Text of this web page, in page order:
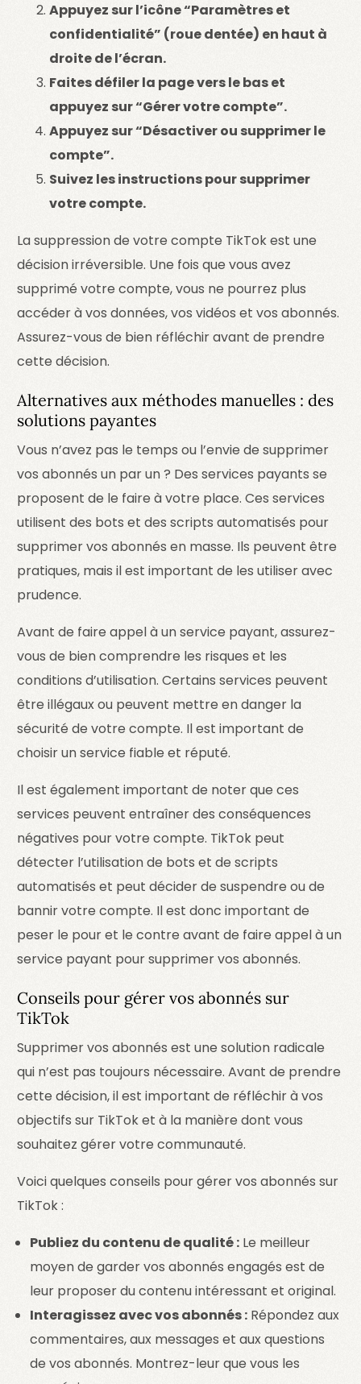
Appuyez sur l’icône “Paramètres et
confidentialité” (roue dentée) en haut à
droite de l’écran.
Faites défiler la page vers le bas et
appuyez sur “Gérer votre compte”.
Appuyez sur “Désactiver ou supprimer le
compte”.
Suivez les instructions pour supprimer
votre compte.
La suppression de votre compte TikTok est une
décision irréversible. Une fois que vous avez
supprimé votre compte, vous ne pourrez plus
accéder à vos données, vos vidéos et vos abonnés.
Assurez-vous de bien réfléchir avant de prendre
cette décision.
Alternatives aux méthodes manuelles : des
solutions payantes
Vous n’avez pas le temps ou l’envie de supprimer
vos abonnés un par un ? Des services payants se
proposent de le faire à votre place. Ces services
utilisent des bots et des scripts automatisés pour
supprimer vos abonnés en masse. Ils peuvent être
pratiques, mais il est important de les utiliser avec
prudence.
Avant de faire appel à un service payant, assurez-
vous de bien comprendre les risques et les
conditions d’utilisation. Certains services peuvent
être illégaux ou peuvent mettre en danger la
sécurité de votre compte. Il est important de
choisir un service fiable et réputé.
Il est également important de noter que ces
services peuvent entraîner des conséquences
négatives pour votre compte. TikTok peut
détecter l’utilisation de bots et de scripts
automatisés et peut décider de suspendre ou de
bannir votre compte. Il est donc important de
peser le pour et le contre avant de faire appel à un
service payant pour supprimer vos abonnés.
Conseils pour gérer vos abonnés sur
TikTok
Supprimer vos abonnés est une solution radicale
qui n’est pas toujours nécessaire. Avant de prendre
cette décision, il est important de réfléchir à vos
objectifs sur TikTok et à la manière dont vous
souhaitez gérer votre communauté.
Voici quelques conseils pour gérer vos abonnés sur
TikTok :
Publiez du contenu de qualité : Le meilleur
moyen de garder vos abonnés engagés est de
leur proposer du contenu intéressant et original.
Interagissez avec vos abonnés : Répondez aux
commentaires, aux messages et aux questions
de vos abonnés. Montrez-leur que vous les